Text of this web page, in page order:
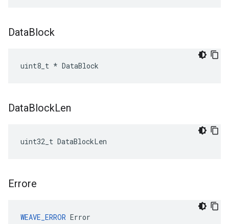
DataBlock
uint8_t * DataBlock
DataBlockLen
uint32_t DataBlockLen
Errore
WEAVE_ERROR Error